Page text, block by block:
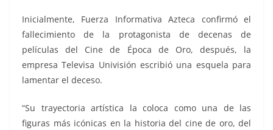
Inicialmente, Fuerza Informativa Azteca confirmó el
fallecimiento de la protagonista de decenas de
películas del Cine de Época de Oro, después, la
empresa Televisa Univisión escribió una esquela para
lamentar el deceso.
“Su trayectoria artística la coloca como una de las
figuras más icónicas en la historia del cine de oro, del